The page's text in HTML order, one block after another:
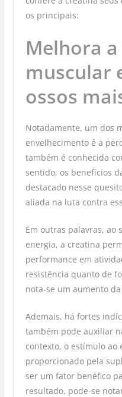
os principais:
Melhora
muscular
ossos
Notadamente, um dos
envelhecimento é a
também é conhecida
sentido, os benefícios
destacado nesse
aliada na luta contra
Em outras palavras, ao
energia, a creatina
performance em
resistência quanto de
nota-se um aumento
Ademais, há fortes
também pode auxiliar
contexto, o estímulo ao
proporcionado pela
ser um fator benéfico
resultado, pode-se